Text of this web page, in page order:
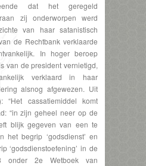
dat het geregeld
zij onderworpen werd
van haar satanistisch
de Rechtbank verklaarde
In hoger beroep
van de president vernietigd,
verklaard in haar
alsnog afgewezen. Uit
“Het cassatiemiddel komt
“in zijn geheel neer op de
blijk gegeven van een te
het begrip ‘godsdienst’ en
‘godsdienstoefening’ in de
onder 2e Wetboek van